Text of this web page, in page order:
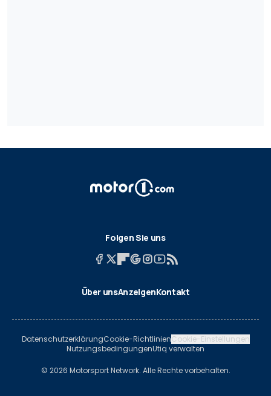
Folgen Sie uns
Über unsAnzeigenKontakt
DatenschutzerklärungCookie-RichtlinienCookie-Einstellungen
NutzungsbedingungenUtiq verwalten
© 2026 Motorsport Network. Alle Rechte vorbehalten.